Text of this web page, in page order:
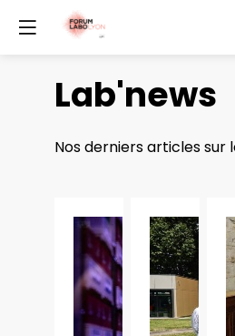
Lab'news
Nos derniers articles sur